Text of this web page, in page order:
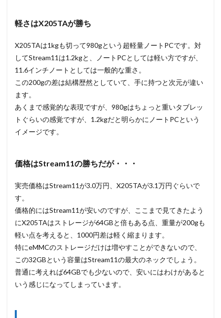
軽さはX205TAが勝ち
X205TAは1kgも切って980gという超軽量ノートPCです。対
してStream11は1.2kgと、ノートPCとしては軽い方ですが、
11.6インチノートとしては一般的な重さ。
この200gの差は結構歴然としていて、手に持つと次元が違い
ます。
あくまで感覚的な表現ですが、980gはちょっと重いタブレッ
トぐらいの感覚ですが、1.2kgだと明らかにノートPCという
イメージです。
価格はStream11の勝ちだが・・・
実売価格はStream11が3.0万円、X205TAが3.1万円ぐらいで
す。
価格的にはStream11が安いのですが、ここまで見てきたよう
にX205TAはストレージが64GBと倍もある点、重量が200gも
軽い点を考えると、1000円差は軽く縮まります。
特にeMMCのストレージだけは増やすことができないので、
この32GBという容量はStream11の最大のネックでしょう。
普通に考えれば64GBでも少ないので、安いにはわけがあると
いう感じになってしまっています。